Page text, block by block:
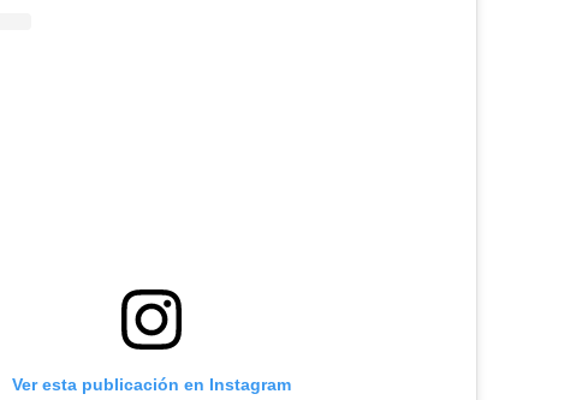
Ver esta publicación en Instagram